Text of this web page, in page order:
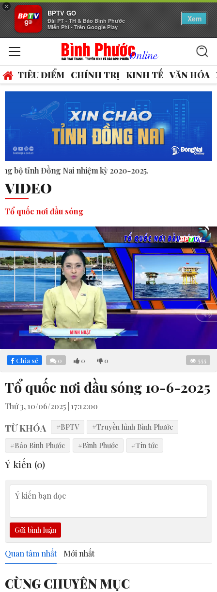
×
BPTV GO
Đài PT - TH & Báo Bình Phước
Miễn Phí - Trên Google Play
Xem
TIÊU ĐIỂM CHÍNH TRỊ KINH TẾ VĂN HÓA
2025.
VIDEO
Tổ quốc nơi đầu sóng
Loaded:
5.46%
Chia sẻ 0 0 0 555
Tổ quốc nơi đầu sóng 10-6-2025
Thứ 3, 10/06/2025 | 17:12:00
TỪ KHÓA #BPTV
#Truyền hình Bình Phước
#Báo Bình Phước
#Bình Phước #Tin tức
Ý kiến (0)
Gửi bình luận
Quan tâm nhất Mới nhất
CÙNG CHUYÊN MỤC